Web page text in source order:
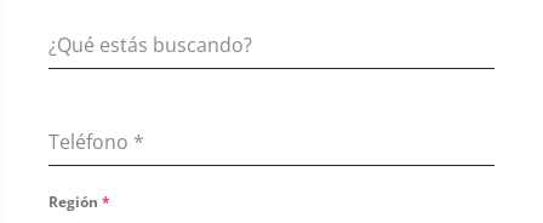
Teléfono *
Región *